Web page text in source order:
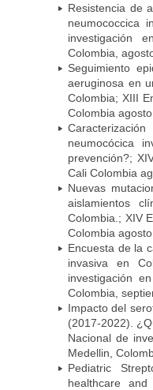
Resistencia de
neumococcica
investigación
Colombia,
Seguimiento
aeruginosa en
Colombia; XIII
Colombia
neumocócica
prevención?;
Cali Colombia
Nuevas
aislamientos
Colombia.; XIV
Colombia
Encuesta de la
invasiva en
investigación
Colombia,
Impacto del
(2017-2022).
Nacional de
Medellin,
Pediatric
healthcare and